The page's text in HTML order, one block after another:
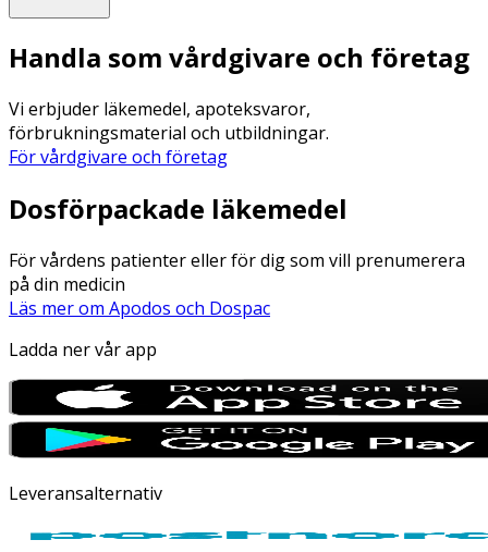
Handla som vårdgivare och företag
Vi erbjuder läkemedel, apoteksvaror,
förbrukningsmaterial och utbildningar.
För vårdgivare och företag
Dosförpackade läkemedel
För vårdens patienter eller för dig som vill prenumerera
på din medicin
Läs mer om Apodos och Dospac
Ladda ner vår app
Leveransalternativ